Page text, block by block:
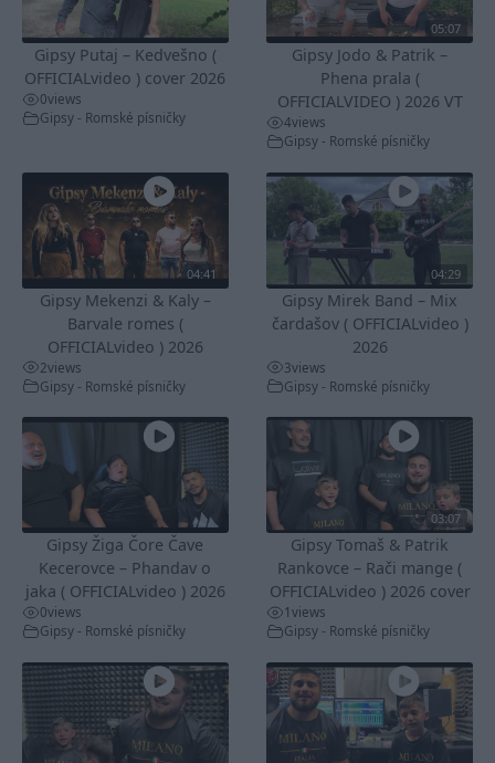
Gipsy Putaj – Kedvešno (
OFFICIALvideo ) cover 2026
0views
Gipsy - Romské písničky
05:07
Gipsy Jodo & Patrik –
Phena prala (
OFFICIALVIDEO ) 2026 VT
4views
Gipsy - Romské písničky
04:41
Gipsy Mekenzi & Kaly –
Barvale romes (
OFFICIALvideo ) 2026
2views
Gipsy - Romské písničky
04:29
Gipsy Mirek Band – Mix
čardašov ( OFFICIALvideo )
2026
3views
Gipsy - Romské písničky
Gipsy Žiga Čore Čave
Kecerovce – Phandav o
jaka ( OFFICIALvideo ) 2026
0views
Gipsy - Romské písničky
03:07
Gipsy Tomaš & Patrik
Rankovce – Rači mange (
OFFICIALvideo ) 2026 cover
1views
Gipsy - Romské písničky